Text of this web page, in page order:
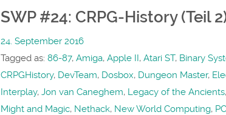
SWP #24: CRPG-History (Teil
24. September 2016
Tagged as: 86-87, Amiga, Apple II, Atari ST, Binary
CRPGHistory, DevTeam, Dosbox, Dungeon Master,
Interplay, Jon van Caneghem, Legacy of the Ancients,
Might and Magic, Nethack, New World Computing, PC